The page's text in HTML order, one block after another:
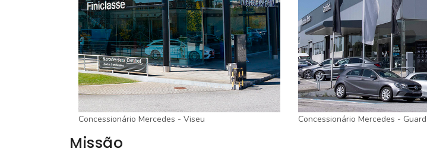
Concessionário Mercedes - Viseu Concessionário Mercedes -
Missão